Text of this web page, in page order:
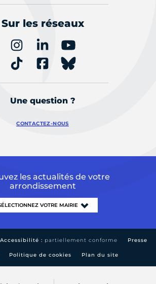
Sur les réseaux
Une question ?
CONTACTEZ-NOUS
les actualités de votre
arrondissement
Accessibilité : partiellement conforme Presse
Politique de cookies Plan du site